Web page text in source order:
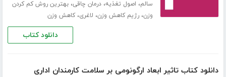
سالم، اصول تغذیه،درمان چاقی،بهترین روش کم کردن
وزن،رژیم کاهش وزن، لاغری،کاهش وزن
دانلود کتاب
دانلود کتاب تاثیر ابعاد ارگونومی بر سلامت کارمندان اداری